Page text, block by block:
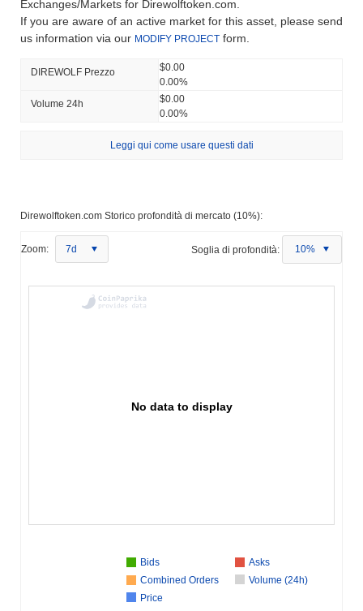
Exchanges/Markets for Direwolftoken.com.
If you are aware of an active market for this asset, please send
us information via our MODIFY PROJECT form.
DIREWOLF Prezzo
$0.00
0.00%
Volume 24h
$0.00
0.00%
Leggi qui come usare questi dati
Direwolftoken.com Storico profondità di mercato (10%):
Zoom: 7d Soglia di profondità: 10%
No data to display
Bids
Asks
Combined Orders
Volume (24h)
Price